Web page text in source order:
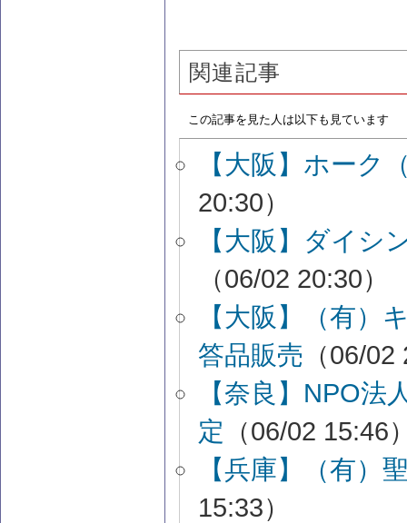
関連記事
この記事を見た人は以下も見ています
【大阪】ホーク
20:30）
【大阪】ダイシ
（06/02 20:30）
【大阪】（有
答品販売 （06/
【奈良】NPO法
定 （06/02 15:46
【兵庫】（有）
15:33）